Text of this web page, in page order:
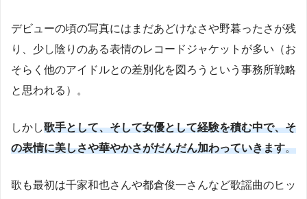
デビューの頃の写真にはまだあどけなさや野暮ったさが残
り、少し陰りのある表情のレコードジャケットが多い（お
そらく他のアイドルとの差別化を図ろうという事務所戦略
と思われる）。
しかし歌手として、そして女優として経験を積む中で、そ
の表情に美しさや華やかさがだんだん加わっていきます。
歌も最初は千家和也さんや都倉俊一さんなど歌謡曲のヒッ